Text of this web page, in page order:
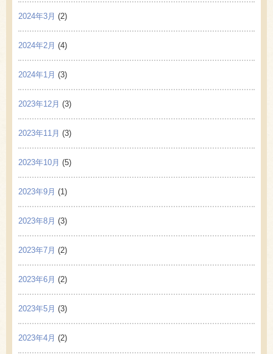
2024年3月 (2)
2024年2月 (4)
2024年1月 (3)
2023年12月 (3)
2023年11月 (3)
2023年10月 (5)
2023年9月 (1)
2023年8月 (3)
2023年7月 (2)
2023年6月 (2)
2023年5月 (3)
2023年4月 (2)